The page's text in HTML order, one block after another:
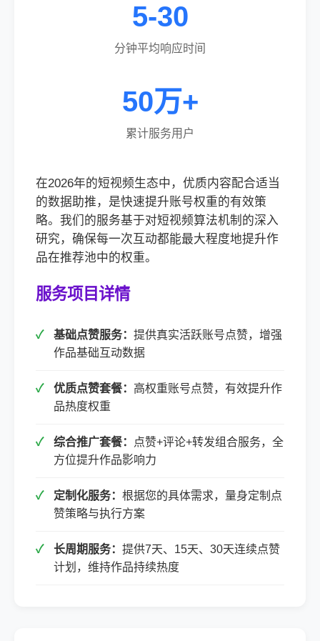
5-30
分钟平均响应时间
50万+
累计服务用户
在2026年的短视频生态中，优质内容配合适当
的数据助推，是快速提升账号权重的有效策
略。我们的服务基于对短视频算法机制的深入
研究，确保每一次互动都能最大程度地提升作
品在推荐池中的权重。
服务项目详情
基础点赞服务： 提供真实活跃账号点赞，增强
作品基础互动数据
优质点赞套餐： 高权重账号点赞，有效提升作
品热度权重
综合推广套餐：
点赞+评论+转发组合服务，全
方位提升作品影响力
定制化服务： 根据您的具体需求，量身定制点
赞策略与执行方案
长周期服务： 提供7天、15天、30天连续点赞
计划，维持作品持续热度